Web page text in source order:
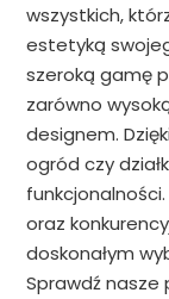
wszystkich,
estetyką
szeroką gamę
zarówno
designem.
ogród czy
oraz
doskonałym
Sprawdź